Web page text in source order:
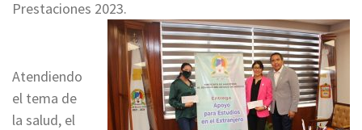
Prestaciones 2023.
Atendiendo
el tema de
la salud, el